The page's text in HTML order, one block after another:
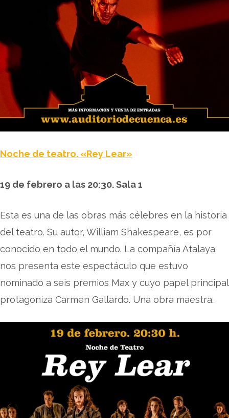
Noche de teatro. «Rey Lear»
19 de febrero a las 20:30. Sala 1
Esta es una de las obras más célebres en la historia
del teatro. Su autor, William Shakespeare, es por
conocido en todo el mundo. La compañía Atalaya
nos presenta este espectáculo que estuvo
nominado a seis premios Max y cuyo papel principal
protagoniza Carmen Gallardo. Una obra maestra.